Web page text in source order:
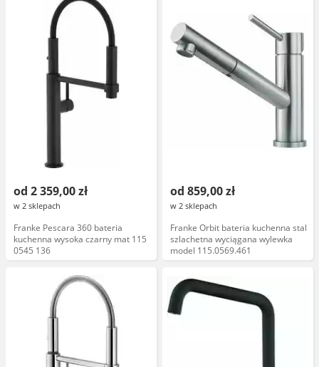
od 2 359,00 zł
w 2 sklepach
Franke Pescara 360 bateria
kuchenna wysoka czarny mat 115
0545 136
od 859,00 zł
w 2 sklepach
Franke Orbit bateria kuchenna stal
szlachetna wyciągana wylewka
model 115.0569.461